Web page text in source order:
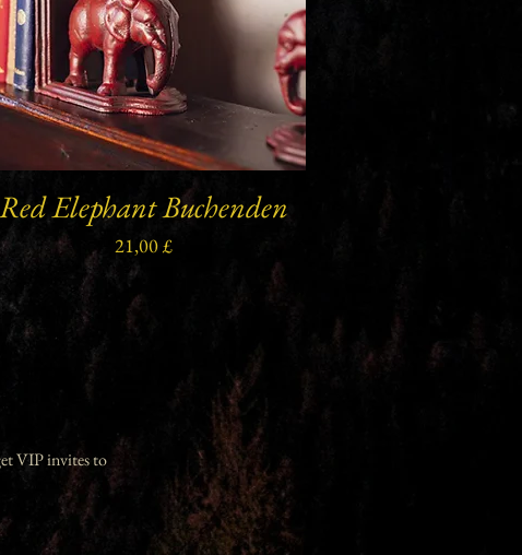
Schnellansicht
Red Elephant Buchenden
Preis
21,00 £
VIP invites to